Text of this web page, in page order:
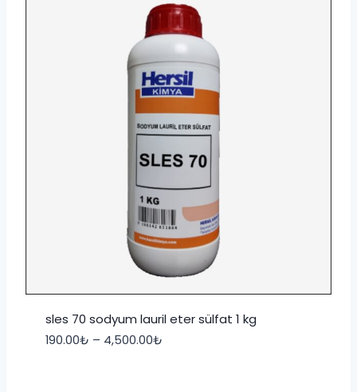
sles 70 sodyum lauril eter sülfat 1 kg
190.00₺ – 4,500.00₺Fiyat